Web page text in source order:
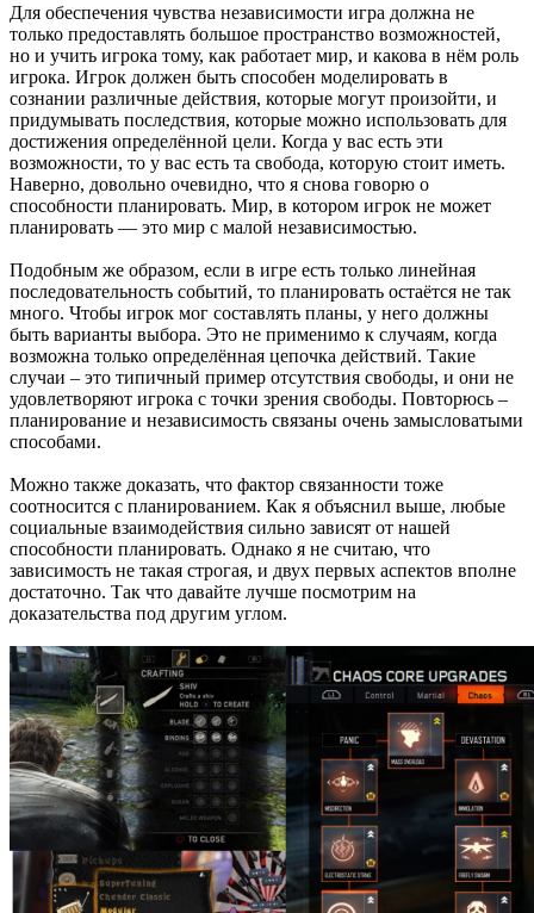
Для обеспечения чувства независимости игра должна не
только предоставлять большое пространство возможностей,
но и учить игрока тому, как работает мир, и какова в нём роль
игрока. Игрок должен быть способен моделировать в
сознании различные действия, которые могут произойти, и
придумывать последствия, которые можно использовать для
достижения определённой цели. Когда у вас есть эти
возможности, то у вас есть та свобода, которую стоит иметь.
Наверно, довольно очевидно, что я снова говорю о
способности планировать. Мир, в котором игрок не может
планировать — это мир с малой независимостью.
Подобным же образом, если в игре есть только линейная
последовательность событий, то планировать остаётся не так
много. Чтобы игрок мог составлять планы, у него должны
быть варианты выбора. Это не применимо к случаям, когда
возможна только определённая цепочка действий. Такие
случаи – это типичный пример отсутствия свободы, и они не
удовлетворяют игрока с точки зрения свободы. Повторюсь –
планирование и независимость связаны очень замысловатыми
способами.
Можно также доказать, что фактор связанности тоже
соотносится с планированием. Как я объяснил выше, любые
социальные взаимодействия сильно зависят от нашей
способности планировать. Однако я не считаю, что
зависимость не такая строгая, и двух первых аспектов вполне
достаточно. Так что давайте лучше посмотрим на
доказательства под другим углом.